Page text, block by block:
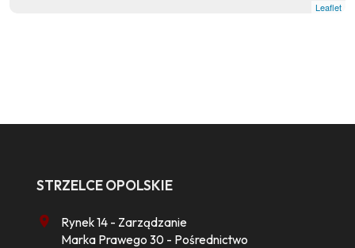
Leaflet
STRZELCE OPOLSKIE
Rynek 14 - Zarządzanie
Marka Prawego 30 - Pośrednictwo